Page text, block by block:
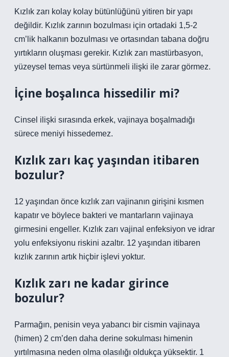
Kızlık zarı kolay kolay bütünlüğünü yitiren bir yapı
değildir. Kızlık zarının bozulması için ortadaki 1,5-2
cm’lik halkanın bozulması ve ortasından tabana doğru
yırtıkların oluşması gerekir. Kızlık zarı mastürbasyon,
yüzeysel temas veya sürtünmeli ilişki ile zarar görmez.
İçine boşalınca hissedilir mi?
Cinsel ilişki sırasında erkek, vajinaya boşalmadığı
sürece meniyi hissedemez.
Kızlık zarı kaç yaşından itibaren
bozulur?
12 yaşından önce kızlık zarı vajinanın girişini kısmen
kapatır ve böylece bakteri ve mantarların vajinaya
girmesini engeller. Kızlık zarı vajinal enfeksiyon ve idrar
yolu enfeksiyonu riskini azaltır. 12 yaşından itibaren
kızlık zarının artık hiçbir işlevi yoktur.
Kızlık zarı ne kadar girince
bozulur?
Parmağın, penisin veya yabancı bir cismin vajinaya
(himen) 2 cm’den daha derine sokulması himenin
yırtılmasına neden olma olasılığı oldukça yüksektir. 1